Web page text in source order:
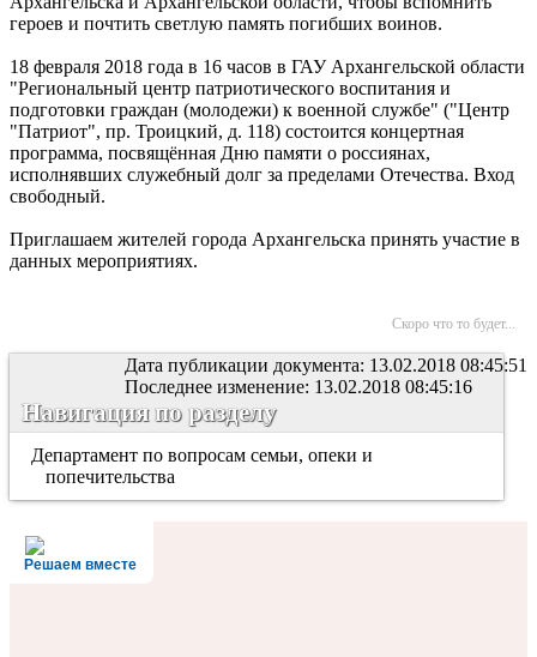
героев и почтить светлую память погибших воинов.
18 февраля 2018 года в 16 часов в ГАУ Архангельской области
"Региональный центр патриотического воспитания и
подготовки граждан (молодежи) к военной службе" ("Центр
"Патриот", пр. Троицкий, д. 118) состоится концертная
программа, посвящённая Дню памяти о россиянах,
исполнявших служебный долг за пределами Отечества. Вход
свободный.
Приглашаем жителей города Архангельска принять участие в
данных мероприятиях.
Скоро что то будет...
Дата публикации документа: 13.02.2018 08:45:51
Последнее изменение: 13.02.2018 08:45:16
Навигация по разделу
Департамент по вопросам семьи, опеки и
попечительства
Решаем вместе